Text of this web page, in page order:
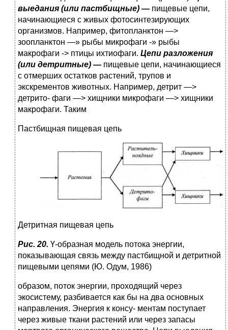
выеда­ния (или пастбищные) — пищевые цепи,
начинающиеся с живых фотосинтезирующих
организмов. Например, фитоплан­ктон —>
зоопланктон —» рыбы микрофаги -» рыбы
макрофаги -> птицы ихтиофаги. Цепи разложения
(или детритные) — пище­вые цепи, начинающиеся
с отмерших остатков растений, тру­пов и
экскрементов животных. Например, детрит —>
детрито- фаги —> хищники микрофаги —> хищники
макрофаги. Таким
Пастбищная пищевая цепь
Детритная пищевая цепь
Рис. 20. Ү-образная модель потока энергии,
показывающая связь между пастбищной и детритной
пищевыми цепями (Ю. Одум, 1986)
образом, поток энергии, проходящий через
экосистему, разби­вается как бы на два основных
направления. Энергия к консу- ментам поступает
через живые ткани растений или через запасы